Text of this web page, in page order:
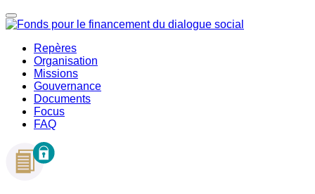
Repères
Organisation
Missions
Gouvernance
Documents
Focus
FAQ